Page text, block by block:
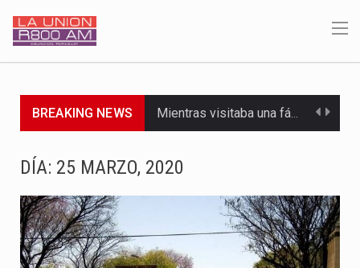
BREAKING NEWS Mientras visitaba una fábrica de armamentos en San Paulo, el…
Para Tania, una paraguaya de 33 años que reside en…
El presidente de la República se encontraba en el aeropuerto…
DÍA: 25 MARZO, 2020